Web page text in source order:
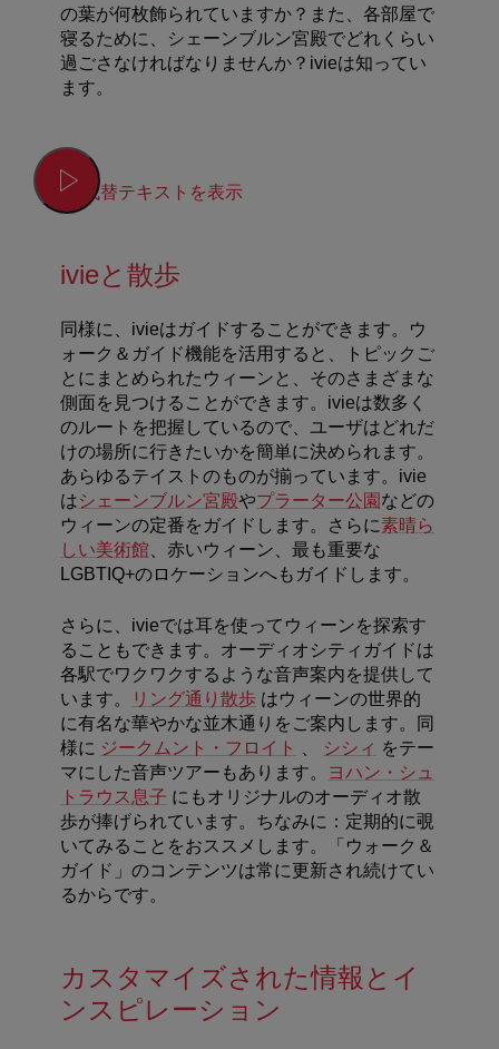
の葉が何枚飾られていますか？また、各部屋で
寝るために、シェーンブルン宮殿でどれくらい
過ごさなければなりませんか？ivieは知ってい
ます。
代替テキストを表示
ivieと散歩
同様に、ivieはガイドすることができます。ウ
ォーク＆ガイド機能を活用すると、トピックご
とにまとめられたウィーンと、そのさまざまな
側面を見つけることができます。ivieは数多く
のルートを把握しているので、ユーザはどれだ
けの場所に行きたいかを簡単に決められます。
あらゆるテイストのものが揃っています。ivie
はシェーンブルン宮殿やプラーター公園 などの
ウィーンの定番をガイドします。さらに素晴ら
しい美術館 、赤いウィーン、最も重要な
LGBTIQ+のロケーションへもガイドします。
さらに、ivieでは耳を使ってウィーンを探索す
ることもできます。 オーディオシティガイドは
各駅でワクワクするような音声案内を提供して
います。
リング通り散歩 はウィーンの世界的
に有名な華やかな並木通りをご案内します。同
様に ジークムント・フロイト シシィ をテー
マにした音声ツアーもあります。
ヨハン・シュ
トラウス息子 にもオリジナルのオーディオ散
歩が捧げられています。ちなみに：定期的に覗
いてみることをおススメします。「ウォーク＆
ガイド」のコンテンツは常に更新され続けてい
るからです。
カスタマイズされた情報とイ
ンスピレーション